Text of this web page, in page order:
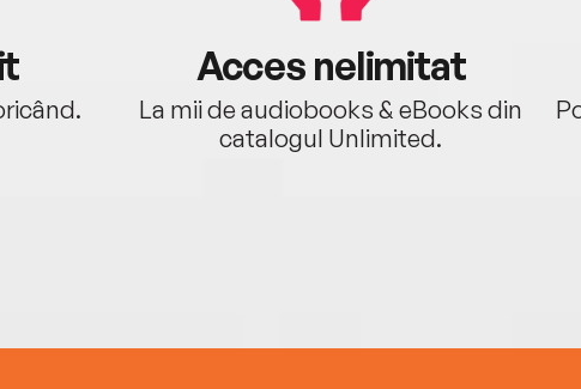
Acces nelimitat
La mii de audiobooks & eBooks din
catalogul Unlimited.